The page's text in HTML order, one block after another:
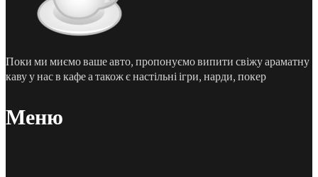
Поки ми миємо ваше авто, пропонуємо випити свіжу араматну
каву у нас в кафе а також є настільні ігри, нарди, покер
Меню